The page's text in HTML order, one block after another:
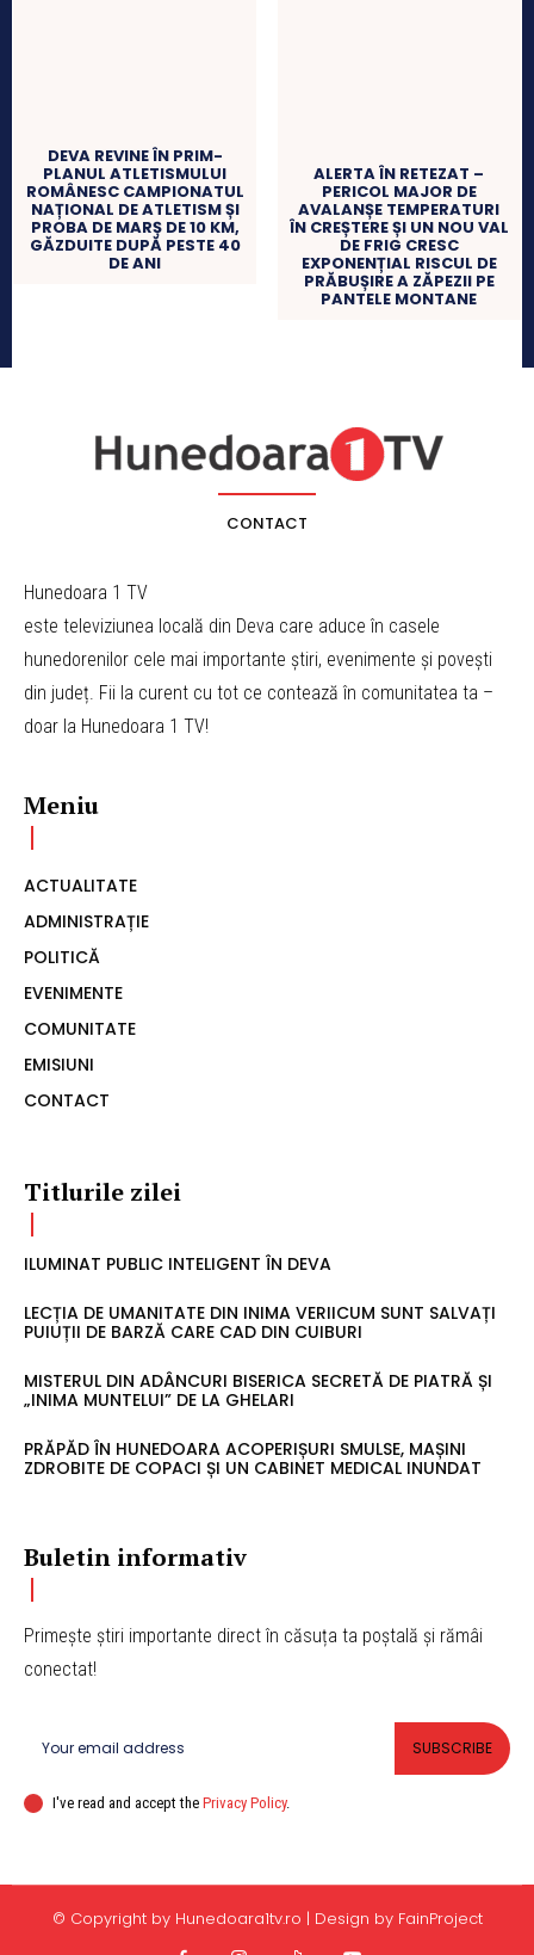
DEVA REVINE ÎN PRIM-
PLANUL ATLETISMULUI
ROMÂNESC CAMPIONATUL
NAȚIONAL DE ATLETISM ȘI
PROBA DE MARȘ DE 10 KM,
GĂZDUITE DUPĂ PESTE 40
DE ANI
ALERTA ÎN RETEZAT –
PERICOL MAJOR DE
AVALANȘE TEMPERATURI
ÎN CREȘTERE ȘI UN NOU VAL
DE FRIG CRESC
EXPONENȚIAL RISCUL DE
PRĂBUȘIRE A ZĂPEZII PE
PANTELE MONTANE
CONTACT
Hunedoara 1 TV
este televiziunea locală din Deva care aduce în casele
hunedorenilor cele mai importante știri, evenimente și povești
din județ. Fii la curent cu tot ce contează în comunitatea ta –
doar la Hunedoara 1 TV!
Meniu
ACTUALITATE
ADMINISTRAȚIE
POLITICĂ
EVENIMENTE
COMUNITATE
EMISIUNI
CONTACT
Titlurile zilei
ILUMINAT PUBLIC INTELIGENT ÎN DEVA
LECȚIA DE UMANITATE DIN INIMA VERIICUM SUNT SALVAȚI
PUIUȚII DE BARZĂ CARE CAD DIN CUIBURI
MISTERUL DIN ADÂNCURI BISERICA SECRETĂ DE PIATRĂ ȘI
„INIMA MUNTELUI” DE LA GHELARI
PRĂPĂD ÎN HUNEDOARA ACOPERIȘURI SMULSE, MAȘINI
ZDROBITE DE COPACI ȘI UN CABINET MEDICAL INUNDAT
Buletin informativ
Primește știri importante direct în căsuța ta poștală și rămâi
conectat!
SUBSCRIBE
I've read and accept the Privacy Policy.
© Copyright by Hunedoara1tv.ro | Design by FainProject